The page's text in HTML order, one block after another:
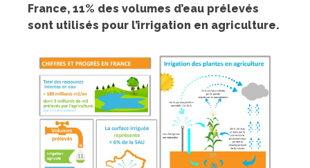
France, 11% des volumes d’eau prélevés
sont utilisés pour l’irrigation en agriculture.